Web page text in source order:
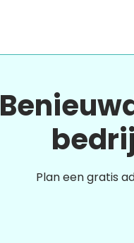
Plan een gratis